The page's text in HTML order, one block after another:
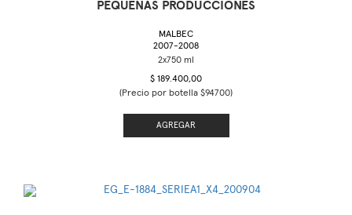
PEQUEÑAS PRODUCCIONES
MALBEC
2007-2008
$ 189.400,00
(Precio por botella $94700)
AGREGAR